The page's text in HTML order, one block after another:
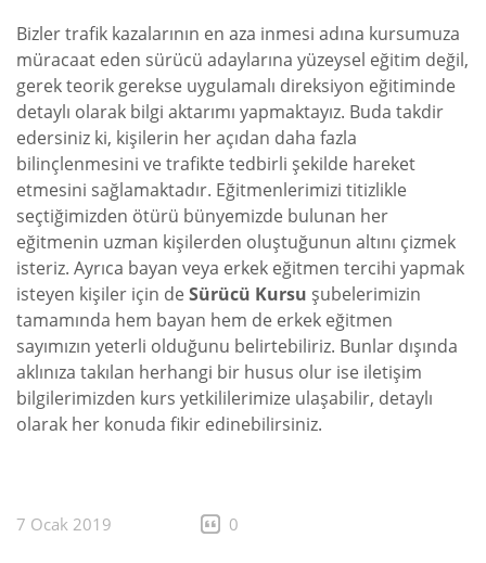
Bizler trafik kazalarının en aza inmesi adına kursumuza
müracaat eden sürücü adaylarına yüzeysel eğitim değil,
gerek teorik gerekse uygulamalı direksiyon eğitiminde
detaylı olarak bilgi aktarımı yapmaktayız. Buda takdir
edersiniz ki, kişilerin her açıdan daha fazla
bilinçlenmesini ve trafikte tedbirli şekilde hareket
etmesini sağlamaktadır. Eğitmenlerimizi titizlikle
seçtiğimizden ötürü bünyemizde bulunan her
eğitmenin uzman kişilerden oluştuğunun altını çizmek
isteriz. Ayrıca bayan veya erkek eğitmen tercihi yapmak
isteyen kişiler için de Sürücü Kursu şubelerimizin
tamamında hem bayan hem de erkek eğitmen
sayımızın yeterli olduğunu belirtebiliriz. Bunlar dışında
aklınıza takılan herhangi bir husus olur ise iletişim
bilgilerimizden kurs yetkililerimize ulaşabilir, detaylı
olarak her konuda fikir edinebilirsiniz.
7 Ocak 2019 0